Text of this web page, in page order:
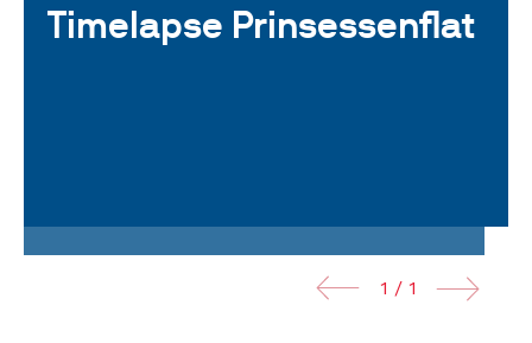
Timelapse Prinsessenflat
1 / 1